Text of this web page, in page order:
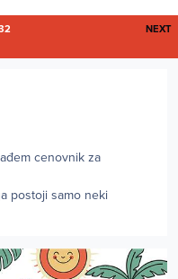
NEXT
cenovnik za
postoji samo neki